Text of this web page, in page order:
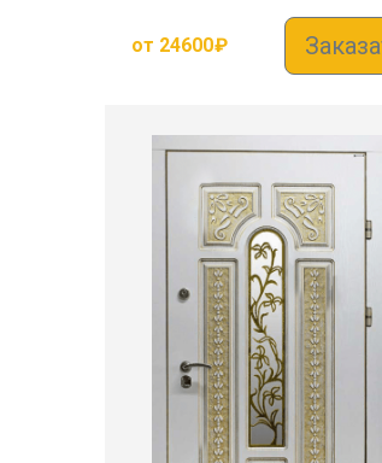
от 24600₽